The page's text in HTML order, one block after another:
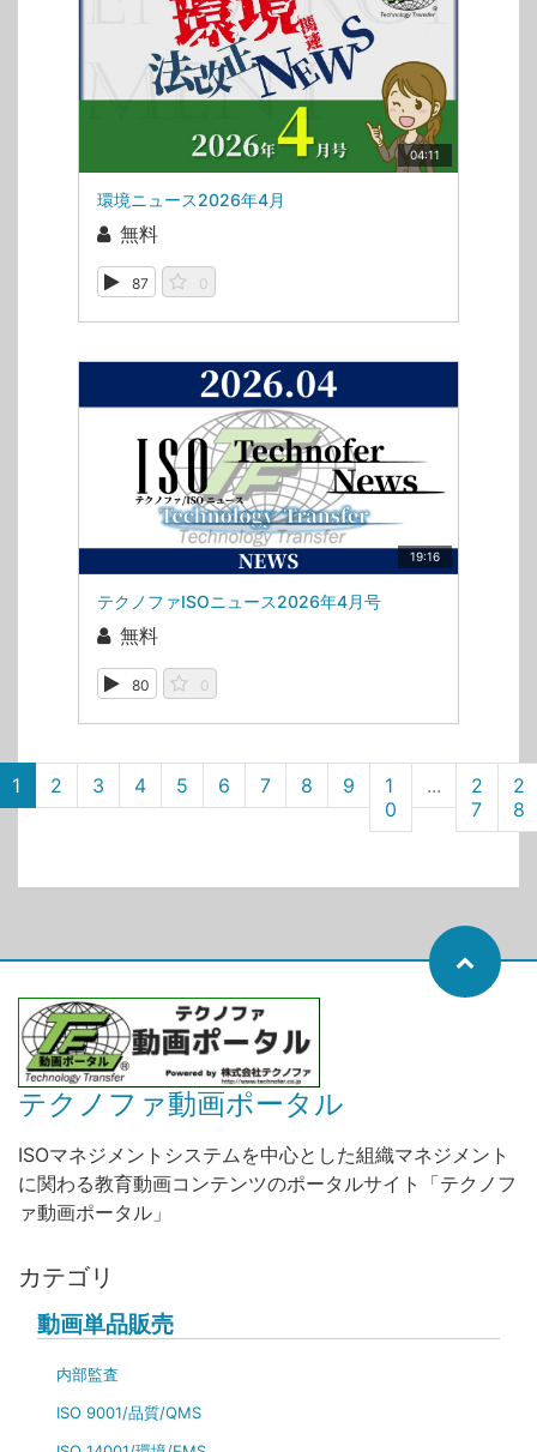
04:11
環境ニュース2026年4月
無料
87 0
19:16
テクノファISOニュース2026年4月号
無料
80 0
1 2 3 4 5 6 7 8 9
1
0
...
2
7
2
8
テクノファ動画ポータル
ISOマネジメントシステムを中心とした組織マネジメント
に関わる教育動画コンテンツのポータルサイト「テクノフ
ァ動画ポータル」
カテゴリ
動画単品販売
内部監査
ISO 9001/品質/QMS